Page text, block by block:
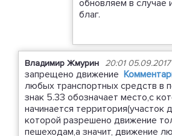
обновляем в случае
благ.
Владимир Жмурин 20:01 05.09.2017
запрещено движение
любых транспортных средств в
знак 5.33 обозначает место,с
начинается территория(участок
которой разрешено движение
пешеходам,а значит, движение